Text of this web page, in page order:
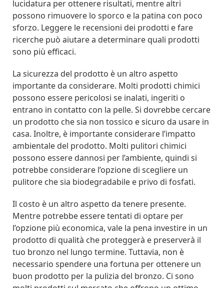
lucidatura per ottenere risultati, mentre altri
possono rimuovere lo sporco e la patina con poco
sforzo. Leggere le recensioni dei prodotti e fare
ricerche può aiutare a determinare quali prodotti
sono più efficaci.
La sicurezza del prodotto è un altro aspetto
importante da considerare. Molti prodotti chimici
possono essere pericolosi se inalati, ingeriti o
entrano in contatto con la pelle. Si dovrebbe cercare
un prodotto che sia non tossico e sicuro da usare in
casa. Inoltre, è importante considerare l’impatto
ambientale del prodotto. Molti pulitori chimici
possono essere dannosi per l’ambiente, quindi si
potrebbe considerare l’opzione di scegliere un
pulitore che sia biodegradabile e privo di fosfati.
Il costo è un altro aspetto da tenere presente.
Mentre potrebbe essere tentati di optare per
l’opzione più economica, vale la pena investire in un
prodotto di qualità che proteggerà e preserverà il
tuo bronzo nel lungo termine. Tuttavia, non è
necessario spendere una fortuna per ottenere un
buon prodotto per la pulizia del bronzo. Ci sono